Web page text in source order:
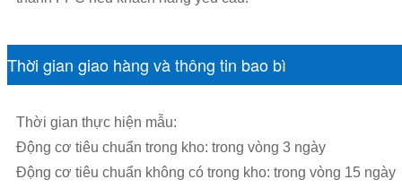
Thời gian giao hàng và thông tin bao bì
Thời gian thực hiện mẫu:
Động cơ tiêu chuẩn trong kho: trong vòng 3 ngày
Động cơ tiêu chuẩn không có trong kho: trong vòng 15 ngày